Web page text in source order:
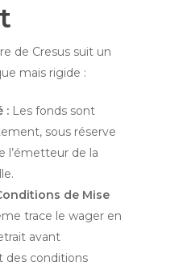
de Cresus suit un
mais rigide :
: Les fonds sont
sous réserve
l’émetteur de la
de Mise
trace le wager en
avant
des conditions